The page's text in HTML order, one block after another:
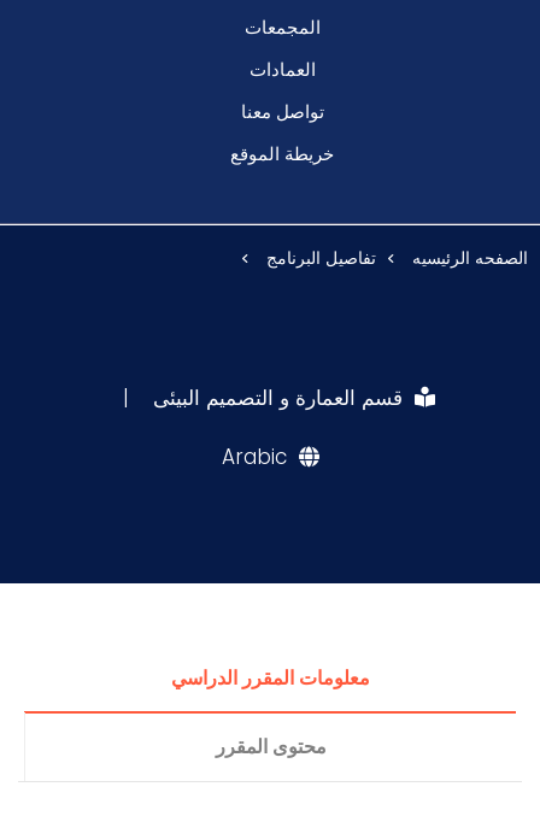
المجمعات
العمادات
تواصل معنا
خريطة الموقع
الصفحه الرئيسيه تفاصيل البرنامج
قسم العمارة و التصميم البيئى |
Arabic
معلومات المقرر الدراسي
محتوى المقرر